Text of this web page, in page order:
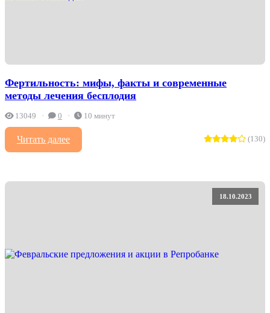
Фертильность: мифы, факты и современные
методы лечения бесплодия
13049 0 10 минут
Читать далее (130)
18.10.2023